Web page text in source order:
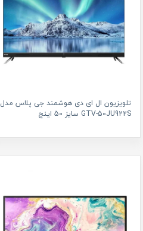
تلویزیون ال ای دی هوشمند جی پلاس مدل
GTV-50JU922S سایز 50 اینچ